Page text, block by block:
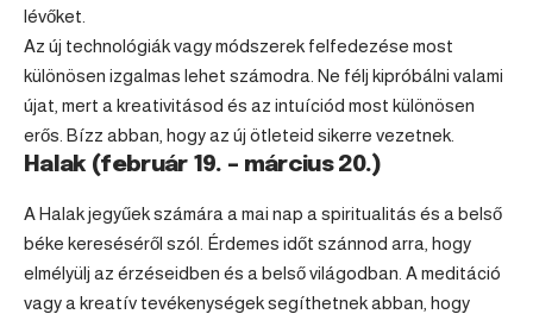
lévőket.
Az új technológiák vagy módszerek felfedezése most
különösen izgalmas lehet számodra. Ne félj kipróbálni valami
újat, mert a kreativitásod és az intuíciód most különösen
erős. Bízz abban, hogy az új ötleteid sikerre vezetnek.
Halak (február 19. – március 20.)
A Halakjegyűek számára a mai nap a spiritualitás és a belső
béke kereséséről szól. Érdemes időt szánnod arra, hogy
elmélyülj az érzéseidben és a belső világodban. A meditáció
vagy a kreatív tevékenységek segíthetnek abban, hogy